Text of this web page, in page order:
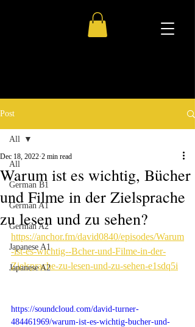
Post
All
German B1
German A1
German A2
Japanese A1
Japanese A2
All
Warum ist es wichtig, Bücher
und Filme in der Zielsprache
zu lesen und zu sehen?
Dec 18, 2022 2 min read
https://anchor.fm/david0840/episodes/Warum
-ist-es-wichtig--Bcher-und-Filme-in-der-
Zielsprache-zu-lesen-und-zu-sehen-e1sdq5i
https://soundcloud.com/david-turner-
484461969/warum-ist-es-wichtig-bucher-und-